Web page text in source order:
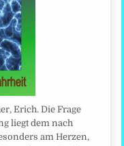
Erich. Die Frage
liegt dem nach
am Herzen,